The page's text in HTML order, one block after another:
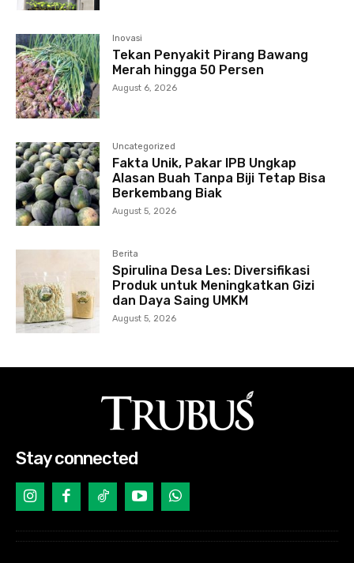
Inovasi
Tekan Penyakit Pirang Bawang
Merah hingga 50 Persen
August 6, 2026
Uncategorized
Fakta Unik, Pakar IPB Ungkap
Alasan Buah Tanpa Biji Tetap Bisa
Berkembang Biak
August 5, 2026
Berita
Spirulina Desa Les: Diversifikasi
Produk untuk Meningkatkan Gizi
dan Daya Saing UMKM
August 5, 2026
Stay connected